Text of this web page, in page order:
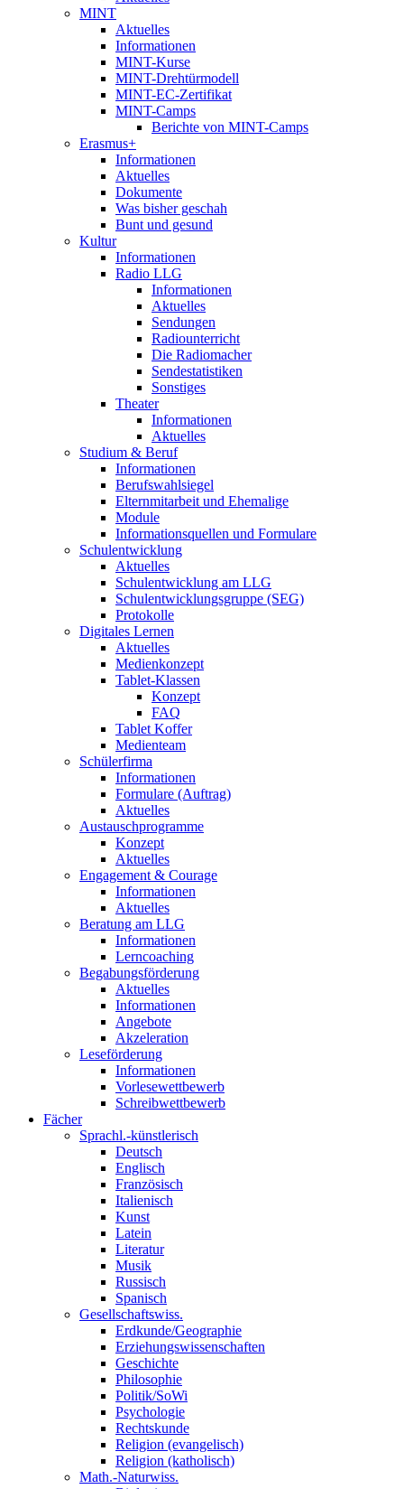
MINT
Aktuelles
Informationen
MINT-Kurse
MINT-Drehtürmodell
MINT-EC-Zertifikat
MINT-Camps
Berichte von MINT-Camps
Erasmus+
Informationen
Aktuelles
Dokumente
Was bisher geschah
Bunt und gesund
Kultur
Informationen
Radio LLG
Informationen
Aktuelles
Sendungen
Radiounterricht
Die Radiomacher
Sendestatistiken
Sonstiges
Theater
Informationen
Aktuelles
Studium & Beruf
Informationen
Berufswahlsiegel
Elternmitarbeit und Ehemalige
Module
Informationsquellen und Formulare
Schulentwicklung
Aktuelles
Schulentwicklung am LLG
Schulentwicklungsgruppe (SEG)
Protokolle
Digitales Lernen
Aktuelles
Medienkonzept
Tablet-Klassen
Konzept
FAQ
Tablet Koffer
Medienteam
Schülerfirma
Informationen
Formulare (Auftrag)
Aktuelles
Austauschprogramme
Konzept
Aktuelles
Engagement & Courage
Informationen
Aktuelles
Beratung am LLG
Informationen
Lerncoaching
Begabungsförderung
Aktuelles
Informationen
Angebote
Akzeleration
Leseförderung
Informationen
Vorlesewettbewerb
Schreibwettbewerb
Fächer
Sprachl.-künstlerisch
Deutsch
Englisch
Französisch
Italienisch
Kunst
Latein
Literatur
Musik
Russisch
Spanisch
Gesellschaftswiss.
Erdkunde/Geographie
Erziehungswissenschaften
Geschichte
Philosophie
Politik/SoWi
Psychologie
Rechtskunde
Religion (evangelisch)
Religion (katholisch)
Math.-Naturwiss.